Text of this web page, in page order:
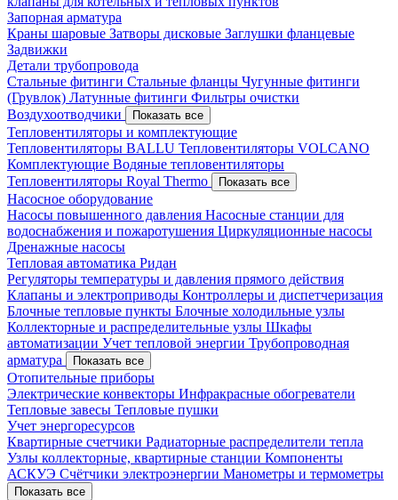
Запорная арматура
Краны шаровые Затворы дисковые Заглушки фланцевые
Задвижки
Детали трубопровода
Стальные фитинги Стальные фланцы Чугунные фитинги
(Грувлок) Латунные фитинги Фильтры очистки
Воздухоотводчики
Показать все
Тепловентиляторы и комплектующие
Тепловентиляторы BALLU Тепловентиляторы VOLCANO
Комплектующие Водяные тепловентиляторы
Тепловентиляторы Royal Thermo
Показать все
Насосное оборудование
Насосы повышенного давления Насосные станции для
водоснабжения и пожаротушения Циркуляционные насосы
Дренажные насосы
Тепловая автоматика Ридан
Регуляторы температуры и давления прямого действия
Клапаны и электроприводы Контроллеры и диспетчеризация
Блочные тепловые пункты Блочные холодильные узлы
Коллекторные и распределительные узлы Шкафы
автоматизации Учет тепловой энергии Трубопроводная
арматура
Показать все
Отопительные приборы
Электрические конвекторы Инфракрасные обогреватели
Тепловые завесы Тепловые пушки
Учет энергоресурсов
Квартирные счетчики Радиаторные распределители тепла
Узлы коллекторные, квартирные станции Компоненты
АСКУЭ Счётчики электроэнергии Манометры и термометры
Показать все